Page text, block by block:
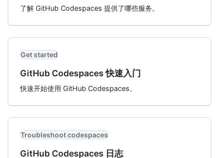
了解 GitHub Codespaces 提供了哪些服务。
Get started
GitHub Codespaces 快速入门
快速开始使用 GitHub Codespaces。
Troubleshoot codespaces
GitHub Codespaces 日志